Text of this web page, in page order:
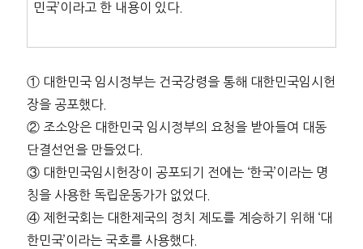
민국’이라고 한 내용이 있다.
① 대한민국 임시정부는 건국강령을 통해 대한민국임시헌
장을 공포했다.
② 조소앙은 대한민국 임시정부의 요청을 받아들여 대동
단결선언을 만들었다.
③ 대한민국임시헌장이 공포되기 전에는 ‘한국’이라는 명
칭을 사용한 독립운동가가 없었다.
④ 제헌국회는 대한제국의 정치 제도를 계승하기 위해 ‘대
한민국’이라는 국호를 사용했다.